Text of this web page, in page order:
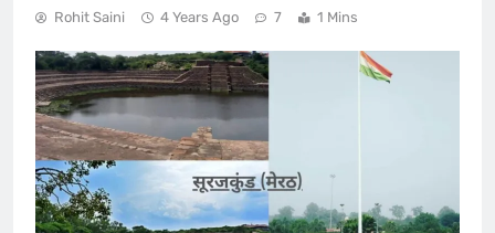
Rohit Saini 4 Years Ago 7 1 Mins